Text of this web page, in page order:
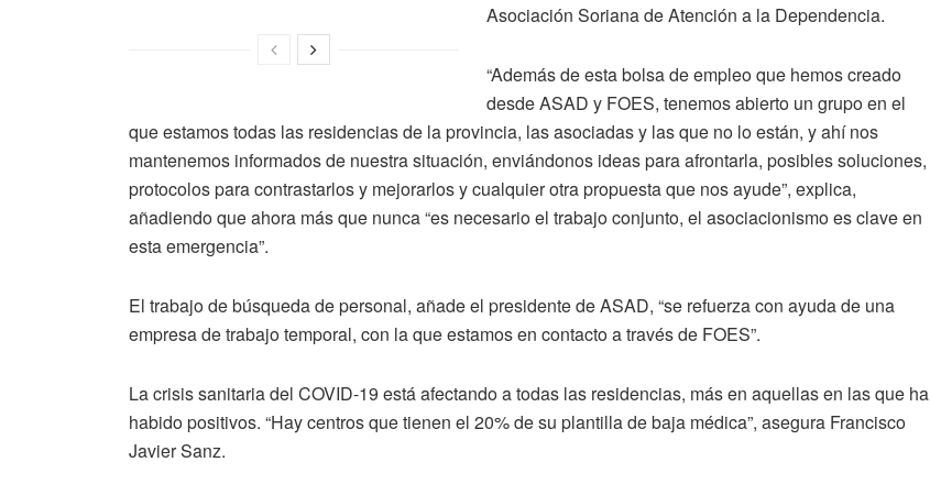
Asociación Soriana de Atención a la Dependencia.
“Además de esta bolsa de empleo que hemos creado
desde ASAD y FOES, tenemos abierto un grupo en el
que estamos todas las residencias de la provincia, las asociadas y las que no lo están, y ahí nos
mantenemos informados de nuestra situación, enviándonos ideas para afrontarla, posibles soluciones,
protocolos para contrastarlos y mejorarlos y cualquier otra propuesta que nos ayude”, explica,
añadiendo que ahora más que nunca “es necesario el trabajo conjunto, el asociacionismo es clave en
esta emergencia”.
El trabajo de búsqueda de personal, añade el presidente de ASAD, “se refuerza con ayuda de una
empresa de trabajo temporal, con la que estamos en contacto a través de FOES”.
La crisis sanitaria del COVID-19 está afectando a todas las residencias, más en aquellas en las que ha
habido positivos. “Hay centros que tienen el 20% de su plantilla de baja médica”, asegura Francisco
Javier Sanz.